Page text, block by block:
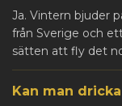
Ja. Vintern bjuder
från Sverige och
sätten att fly det
Kan man